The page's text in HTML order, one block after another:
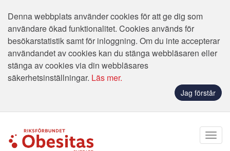
Denna webbplats använder cookies för att ge dig som
användare ökad funktionalitet. Cookies används för
besökarstatistik samt för inloggning. Om du inte accepterar
användandet av cookies kan du stänga webbläsaren eller
stänga av cookies via din webbläsares
säkerhetsinställningar. Läs mer.
Jag förstår